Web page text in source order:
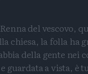
del vescovo,
chiesa, la folla ha
della gente
guardata a vista, è